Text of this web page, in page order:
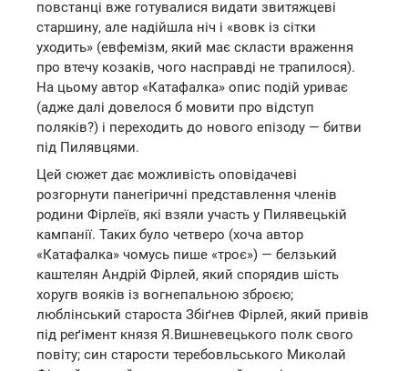
повстанці вже готувалися видати звитяжцеві
старшину, але надійшла ніч і «вовк із сітки
уходить» (евфемізм, який має скласти враження
про втечу козаків, чого насправді не трапилося).
На цьому автор «Катафалка» опис подій уриває
(адже далі довелося б мовити про відступ
поляків?) і переходить до нового епізоду — битви
під Пилявцями.
Цей сюжет дає можливість оповідачеві
розгорнути панегіричні представлення членів
родини Фірлеїв, які взяли участь у Пилявецькій
кампанії. Таких було четверо (хоча автор
«Катафалка» чомусь пише «троє») — белзький
каштелян Андрій Фірлей, який спорядив шість
хоругв вояків із вогнепальною зброєю;
люблінський староста Збіґнев Фірлей, який привів
під реґімент князя Я.Вишневецького полк свого
повіту; син старости теребовльського Миколай